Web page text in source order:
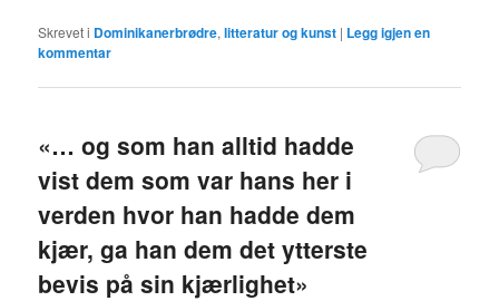
Skrevet i Dominikanerbrødre,litteratur og kunst | Legg igjen en
kommentar
«… og som han alltid hadde
vist dem som var hans her i
verden hvor han hadde dem
kjær, ga han dem det ytterste
bevis på sin kjærlighet»